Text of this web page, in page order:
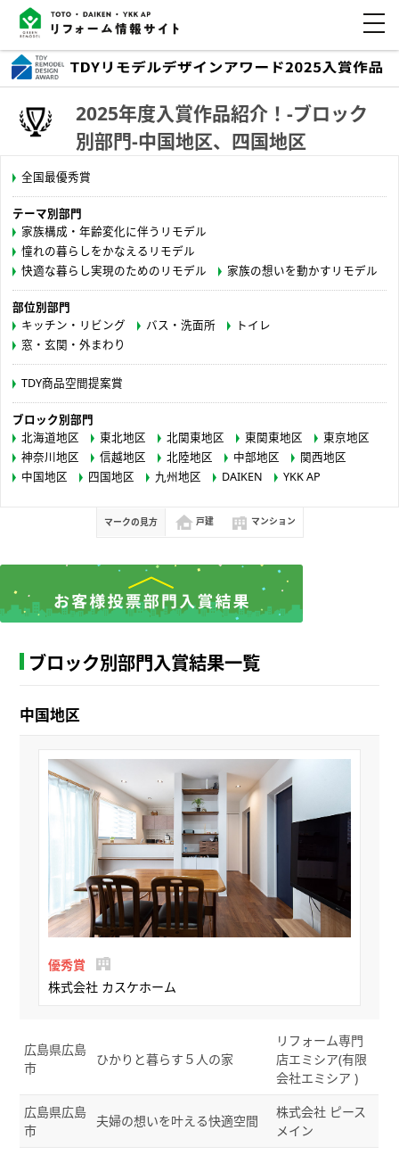
2025年度入賞作品紹介！-ブロック
別部門-中国地区、四国地区
全国最優秀賞
テーマ別部門
家族構成・年齢変化に伴うリモデル
憧れの暮らしをかなえるリモデル
快適な暮らし実現のためのリモデル
家族の想いを動かすリモデル
部位別部門
キッチン・リビング
バス・洗面所
トイレ
窓・玄関・外まわり
TDY商品空間提案賞
ブロック別部門
北海道地区
東北地区 北関東地区 東関東地区
東京地区
神奈川地区
信越地区 北陸地区 中部地区
関西地区
中国地区
四国地区 九州地区 DAIKEN YKK AP
マークの見方 戸建 マンション
ブロック別部門入賞結果一覧
中国地区
優秀賞
株式会社 カスケホーム
広島県広島
市
ひかりと暮らす５人の家
リフォーム専門
店エミシア(有限
会社エミシア )
広島県広島
市
夫婦の想いを叶える快適空間
株式会社 ピース
メイン